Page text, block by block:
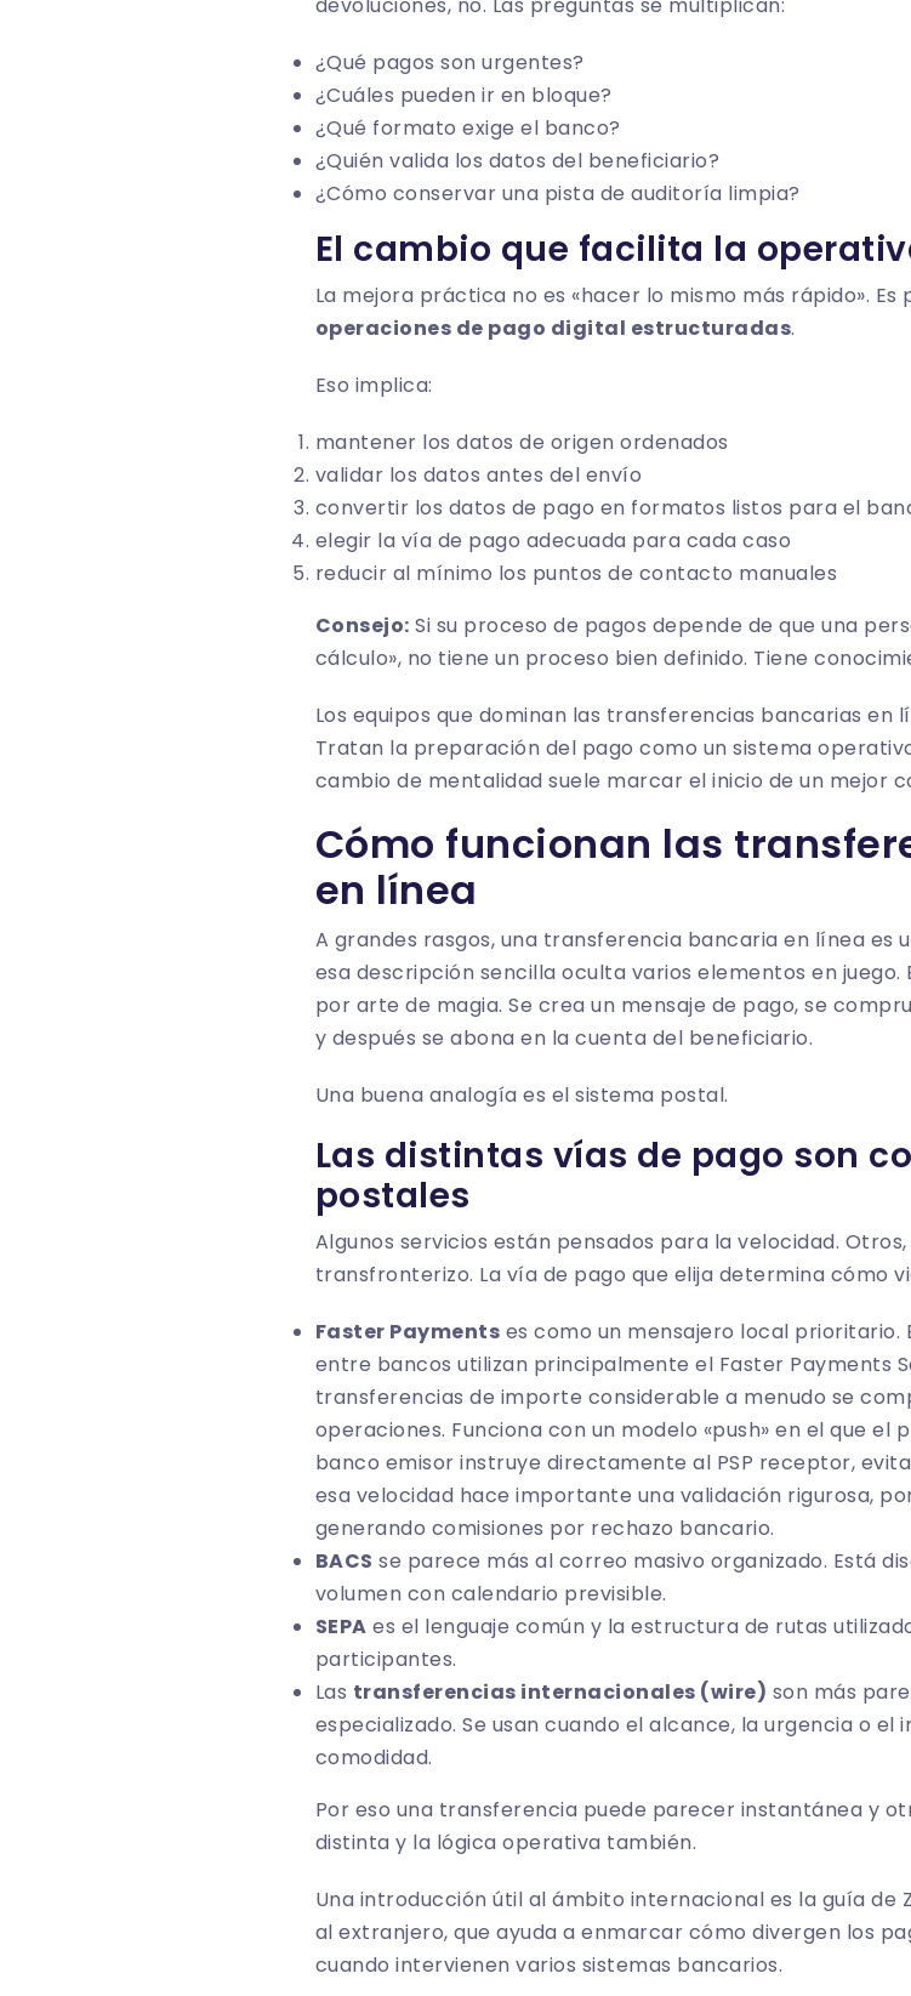
¿Qué pagos son urgentes?
¿Cuáles pueden ir en bloque?
¿Qué formato exige el banco?
¿Quién valida los datos del beneficiario?
¿Cómo conservar una pista de auditoría limpia?
El cambio que facilita la
La mejora práctica no es «hacer lo mismo más rápido».
operaciones de pago digital estructuradas.
Eso implica:
mantener los datos de origen ordenados
validar los datos antes del envío
convertir los datos de pago en formatos listos para el
elegir la vía de pago adecuada para cada caso
reducir al mínimo los puntos de contacto manuales
Consejo: Si su proceso de pagos depende de que una
cálculo», no tiene un proceso bien definido. Tiene
Los equipos que dominan las transferencias bancarias en
Tratan la preparación del pago como un sistema
cambio de mentalidad suele marcar el inicio de un mejor
Cómo funcionan las
en línea
A grandes rasgos, una transferencia bancaria en línea es
esa descripción sencilla oculta varios elementos en
por arte de magia. Se crea un mensaje de pago, se
y después se abona en la cuenta del beneficiario.
Una buena analogía es el sistema postal.
Las distintas vías de pago son
postales
Algunos servicios están pensados para la velocidad.
transfronterizo. La vía de pago que elija determina cómo
Faster Payments es como un mensajero local prioritario.
entre bancos utilizan principalmente el Faster Payments
transferencias de importe considerable a menudo se
operaciones. Funciona con un modelo «push» en el que el
banco emisor instruye directamente al PSP receptor,
esa velocidad hace importante una validación rigurosa,
generando comisiones por rechazo bancario.
BACS se parece más al correo masivo organizado. Está
volumen con calendario previsible.
SEPA es el lenguaje común y la estructura de rutas
participantes.
Las transferencias internacionales (wire) son más
especializado. Se usan cuando el alcance, la urgencia o
comodidad.
Por eso una transferencia puede parecer instantánea y
distinta y la lógica operativa también.
Una introducción útil al ámbito internacional es la guía de
al extranjero, que ayuda a enmarcar cómo divergen los
cuando intervienen varios sistemas bancarios.